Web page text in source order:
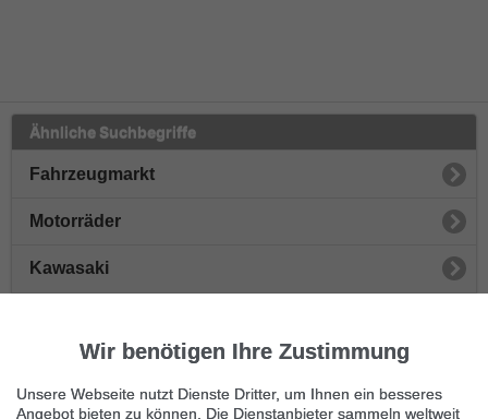
Ähnliche Suchbegriffe
Fahrzeugmarkt
Motorräder
Kawasaki
Suzuki
Honda
Wir benötigen Ihre Zustimmung
Unsere Webseite nutzt Dienste Dritter, um Ihnen ein besseres
Angebot bieten zu können. Die Dienstanbieter sammeln weltweit